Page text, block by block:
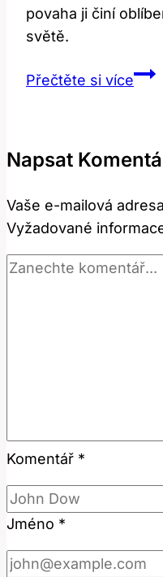
povaha ji činí
světě.
Přečtěte si více
v
Napsat
Vaše e-mailová
Vyžadované
Komentář *
Jméno *